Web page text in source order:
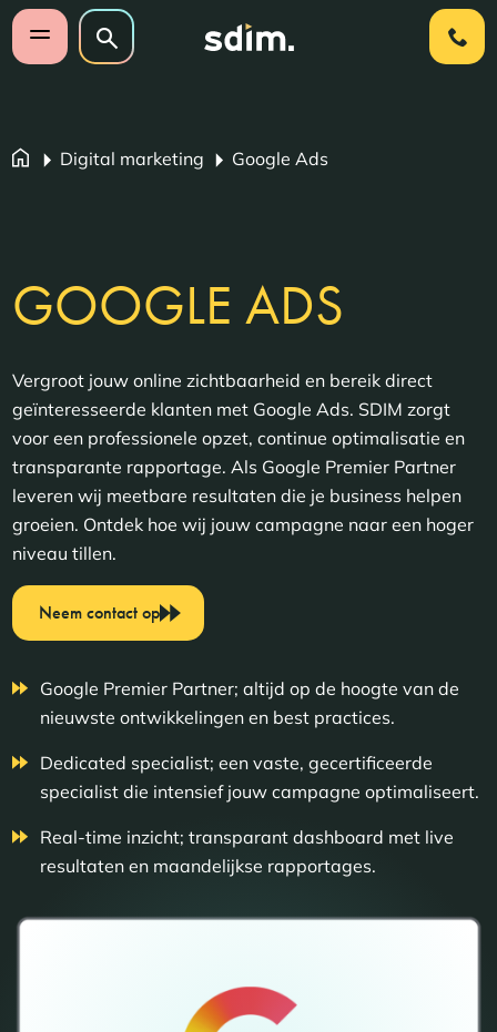
Navigatie overslaan
Open mobiel menu
Zoeken op website
Zoeken
Digital marketing Google Ads
GOOGLE ADS
Vergroot jouw online zichtbaarheid en bereik direct
geïnteresseerde klanten met Google Ads. SDIM zorgt
voor een professionele opzet, continue optimalisatie en
transparante rapportage. Als Google Premier Partner
leveren wij meetbare resultaten die je business helpen
groeien. Ontdek hoe wij jouw campagne naar een hoger
niveau tillen.
Neem contact op
Google Premier Partner; altijd op de hoogte van de
nieuwste ontwikkelingen en best practices.
Dedicated specialist; een vaste, gecertificeerde
specialist die intensief jouw campagne optimaliseert.
Real-time inzicht; transparant dashboard met live
resultaten en maandelijkse rapportages.